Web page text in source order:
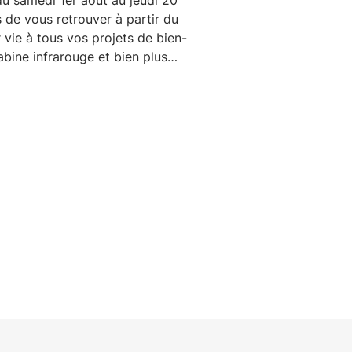
de vous retrouver à partir du
à tous vos projets de bien-
infrarouge et bien plus
à tous nos clients, partenaires